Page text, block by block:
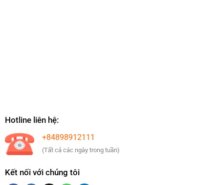
Hotline liên hệ:
+84898912111
(Tất cả các ngày trong tuần)
Kết nối với chúng tôi